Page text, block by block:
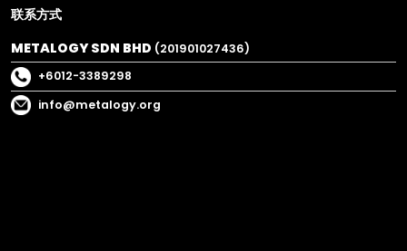
联系方式
METALOGY SDN BHD (201901027436)
+6012-3389298
info@metalogy.org